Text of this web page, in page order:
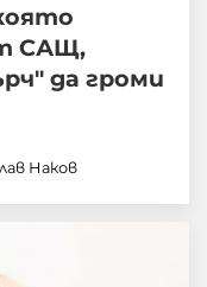
САЩ,
да громи
Наков